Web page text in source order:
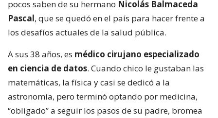
pocos saben de su hermano Nicolás Balmaceda
Pascal, que se quedó en el país para hacer frente a
los desafíos actuales de la salud pública.
A sus 38 años, es médico cirujano especializado
en ciencia de datos. Cuando chico le gustaban las
matemáticas, la física y casi se dedicó a la
astronomía, pero terminó optando por medicina,
“obligado” a seguir los pasos de su padre, bromea